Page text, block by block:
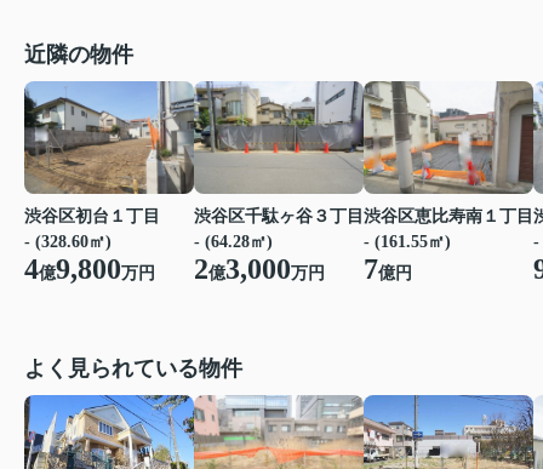
近隣の物件
渋谷区初台１丁目
- (328.60㎡)
4億9,800万円
渋谷区千駄ヶ谷３丁目
- (64.28㎡)
2億3,000万円
渋谷区恵比寿南１丁目
- (161.55㎡)
7億円
-
よく見られている物件